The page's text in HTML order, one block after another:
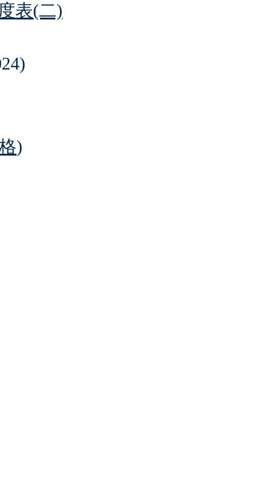
表(二)
)